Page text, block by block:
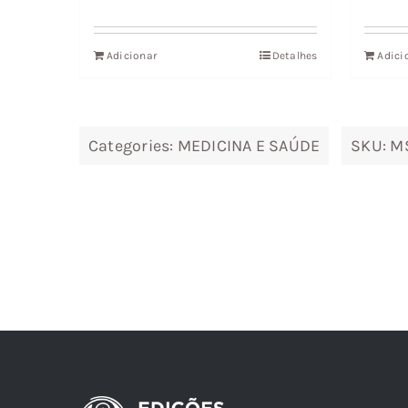
Adicionar Detalhes
Categories: MEDICINA E SAÚDE SKU: